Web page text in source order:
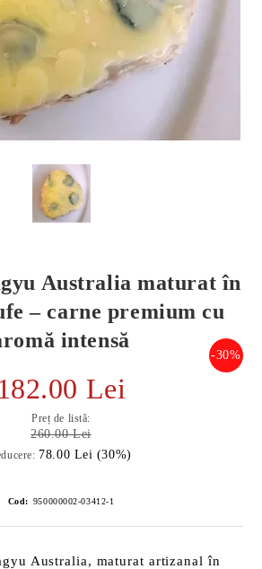
Australia maturat în
– carne premium cu
intensă
-30%
182.00 Lei
Preț de listă:
260.00 Lei
78.00 Lei (30%)
Cod: 950000002-03412-1
Australia, maturat artizanal în